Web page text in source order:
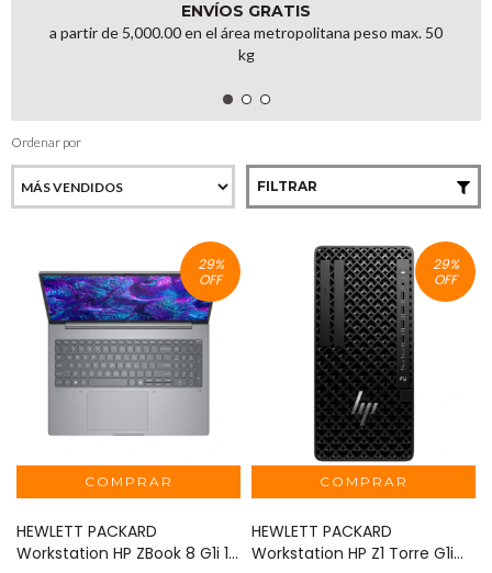
ENVÍOS GRATIS
a partir de 5,000.00 en el área metropolitana peso max. 50
kg
Ordenar por
FILTRAR
29%
OFF
HEWLETT PACKARD
Workstation HP ZBook 8 G1i 16
29%
OFF
HEWLETT PACKARD
Workstation HP Z1 Torre G1i